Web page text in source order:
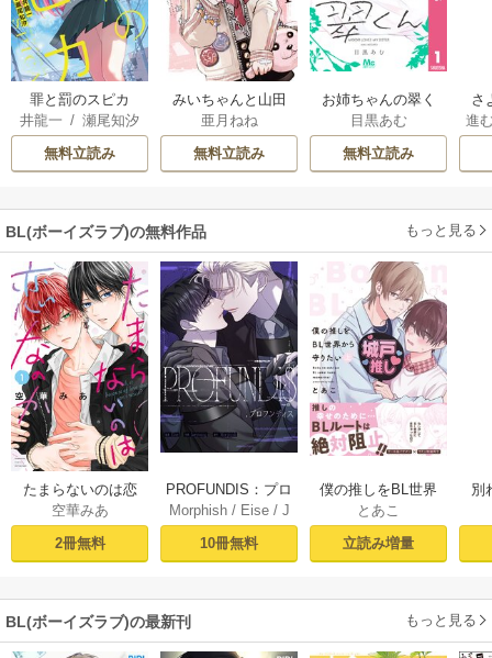
罪と罰のスピカ
井龍一 /瀬尾知汐
無料立読み
みいちゃんと山田
さん
亜月ねね
無料立読み
お姉ちゃんの翠く
ん
目黒あむ
無料立読み
さ
な
進
BL(ボーイズラブ)の無料作品 もっと見る
たまらないのは恋
なのか（１）【シ
ーモア限定特典付
き】
空華みあ
2冊無料
PROFUNDIS：プロ
フンディス【タテ
ヨミ】1
Morphish/ Eise/ J
aeyoung
10冊無料
僕の推しをBL世界
から守りたい【シ
ーモア限定特典付
き電子単行本】 上
とあこ
立読み増量
別
BL(ボーイズラブ)の最新刊 もっと見る